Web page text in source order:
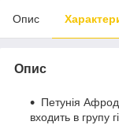
Опис
Опис
Петунія
входить в групу